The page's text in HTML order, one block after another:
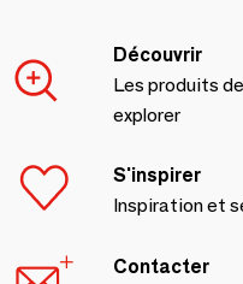
Découvrir
Les produits
explorer
S'inspirer
Inspiration et
Contacter